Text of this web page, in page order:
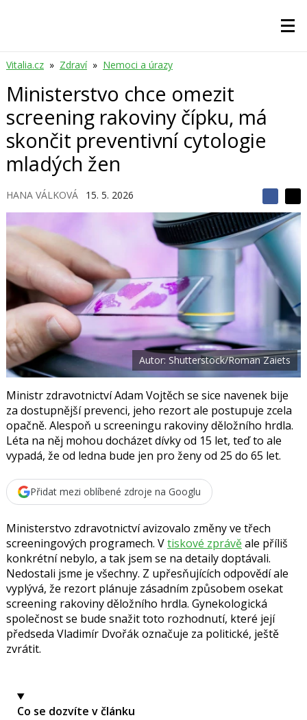
Vitalia.cz » Zdraví » Nemoci a úrazy
Ministerstvo chce omezit
screening rakoviny čípku, má
skončit preventivní cytologie
mladých žen
HANA VÁLKOVÁ 15. 5. 2026
S
d
í
l
e
S
d
í
l
t
e
e
b
o
o
k
u
d
j
t
e
s
í
t
i
X
Autor: Shutterstock/Roman Zaiets
Ministr zdravotnictví Adam Vojtěch se sice navenek bije
za dostupnější prevenci, jeho rezort ale postupuje zcela
opačně. Alespoň u screeningu rakoviny děložního hrdla.
Léta na něj mohou docházet dívky od 15 let, teď to ale
vypadá, že od ledna bude jen pro ženy od 25 do 65 let.
Přidat mezi oblíbené zdroje na Googlu
Ministerstvo zdravotnictví avizovalo změny ve třech
screeningových programech. Vtiskové zprávěale příliš
konkrétní nebylo, a tak jsem se na detaily doptávali.
Nedostali jsme je všechny. Z upřesňujících odpovědí ale
vyplývá, že rezort plánuje zásadním způsobem osekat
screening rakoviny děložního hrdla. Gynekologická
společnost se bude snažit toto rozhodnutí, které její
předseda Vladimír Dvořákoznačuje za politické, ještě
zvrátit.
Co se dozvíte v článku